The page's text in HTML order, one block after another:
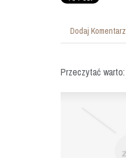
Dodaj Komentarz
Przeczytać warto: